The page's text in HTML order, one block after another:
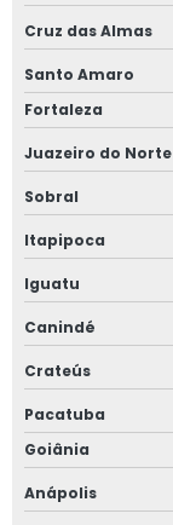
Cruz das Almas
Santo Amaro
Fortaleza
Juazeiro do Norte
Sobral
Itapipoca
Iguatu
Canindé
Crateús
Pacatuba
Goiânia
Anápolis